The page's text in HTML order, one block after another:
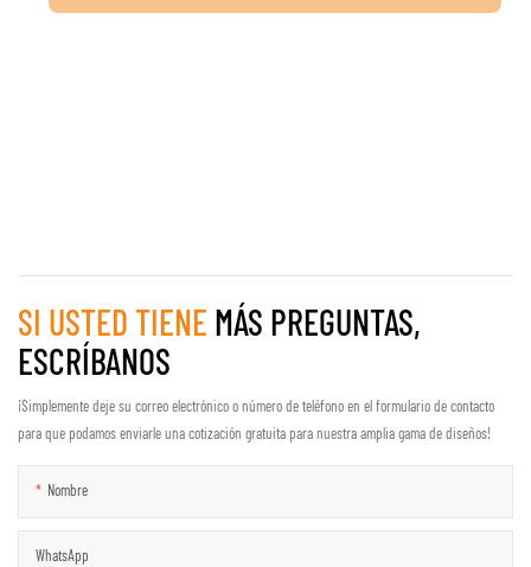
SI USTED TIENE MÁS PREGUNTAS,
ESCRÍBANOS
¡Simplemente deje su correo electrónico o número de teléfono en el formulario de contacto
para que podamos enviarle una cotización gratuita para nuestra amplia gama de diseños!
Nombre
WhatsApp